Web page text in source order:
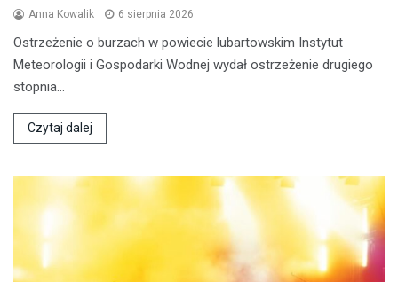
Anna Kowalik 6 sierpnia 2026
Ostrzeżenie o burzach w powiecie lubartowskim Instytut
Meteorologii i Gospodarki Wodnej wydał ostrzeżenie drugiego
stopnia…
Czytaj dalej